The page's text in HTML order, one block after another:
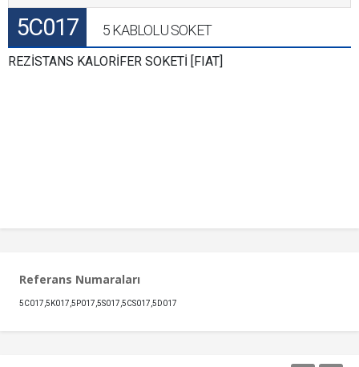
5C017 5 KABLOLU SOKET
REZİSTANS KALORİFER SOKETİ [FIAT]
Referans Numaraları
5C017,5K017,5P017,5S017,5CS017,5D017